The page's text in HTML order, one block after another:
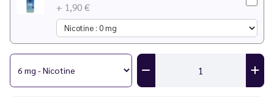
+ 1,90 €